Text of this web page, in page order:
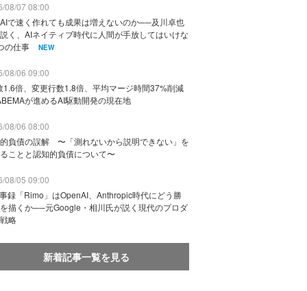
08/07 08:00
で速く作れても成果は増えないのか──及川卓也
く、AIネイティブ時代に人間が手放してはいけな
の仕事
NEW
08/06 09:00
1.6倍、変更行数1.8倍、平均マージ時間37%削減
が進めるAI駆動開発の現在地
08/06 08:00
負債の誤解 〜「測れないから説明できない」を
ことと認知的負債について〜
08/05 09:00
録「Rimo」はOpenAI、Anthropic時代にどう勝
描くか──元Google・相川氏が説く現代のプロダ
略
新着記事一覧を見る